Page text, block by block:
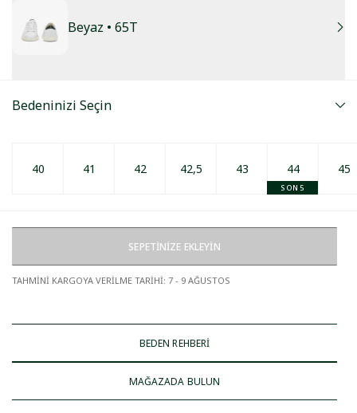
Bedeninizi Seçin
40 41 42 42,5 43 44
SON 5
45
Beyaz • 65T
SEPETİNİZE EKLEYİN
TAHMİNİ KARGOYA VERİLME TARİHİ: 7 - 9 AĞUSTOS
BEDEN REHBERİ
MAĞAZADA BULUN